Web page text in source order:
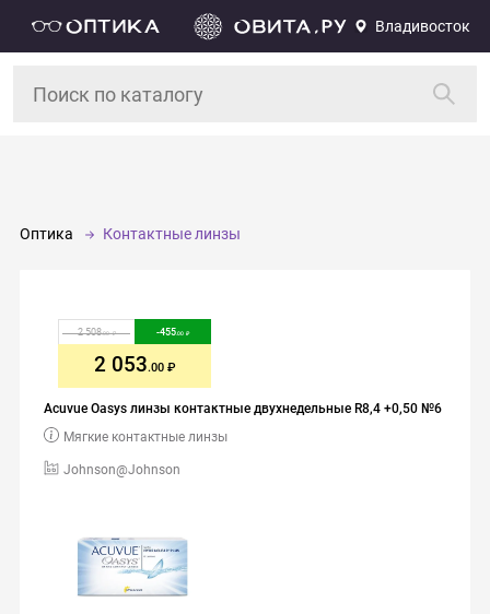
Владивосток
Оптика Контактные линзы
Acuvue Oasys линзы контактные двухнедельные R8,4 +0,50 №6
Johnson@Johnson
Мягкие контактные линзы
2 508.00 -455.00
2 053.00